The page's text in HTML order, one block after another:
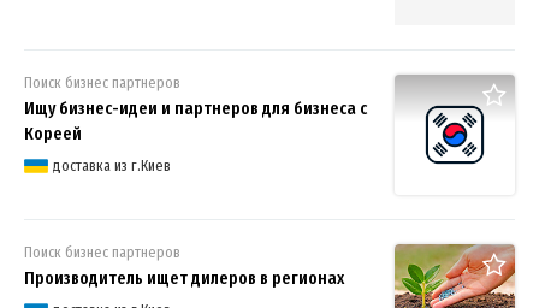
Поиск бизнес партнеров
Ищу бизнес-идеи и партнеров для бизнеса с
Кореей
доставка из г.Киев
Поиск бизнес партнеров
Производитель ищет дилеров в регионах